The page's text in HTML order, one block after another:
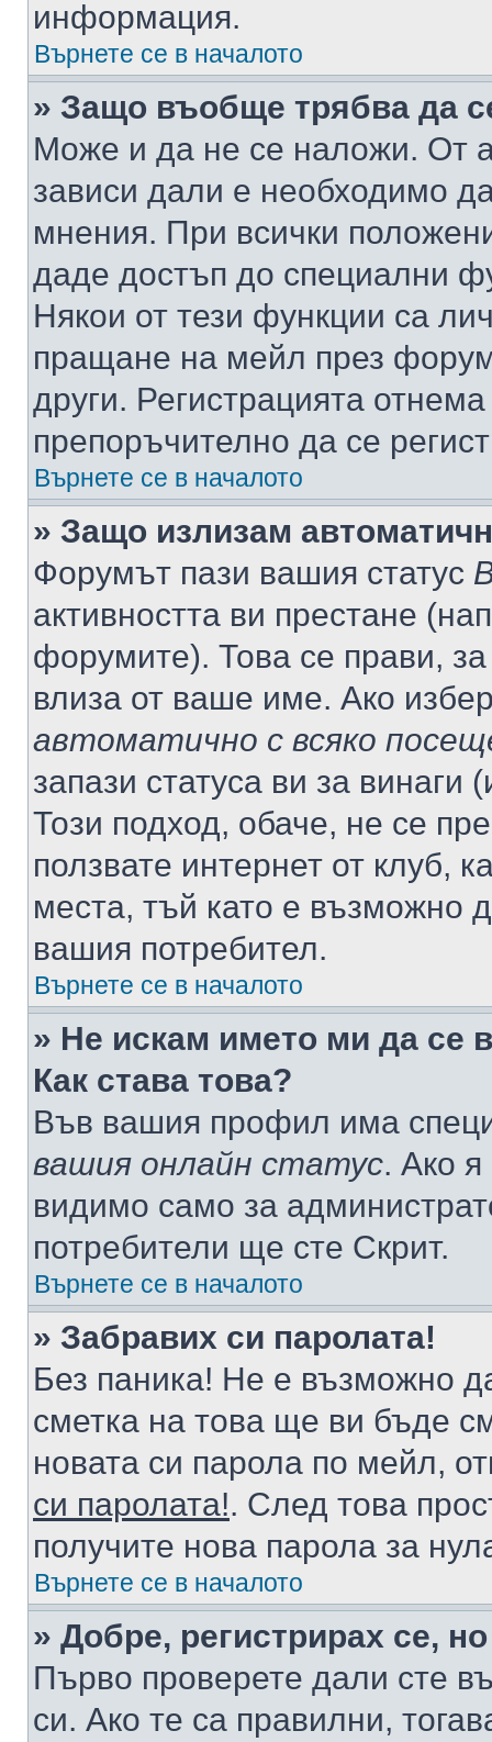
информация.
Върнете се в началото
» Защо въобще трябва да
Може и да не се наложи. От
зависи дали е необходимо
мнения. При всички
даде достъп до специални
Някои от тези функции са
пращане на мейл през
други. Регистрацията
препоръчително да се
Върнете се в началото
» Защо излизам
Форумът пази вашия статус
активността ви престане
форумите). Това се прави,
влиза от ваше име. Ако
автоматично с всяко
запази статуса ви за винаги
Този подход, обаче, не се
ползвате интернет от клуб,
места, тъй като е възможно
вашия потребител.
Върнете се в началото
» Не искам името ми да се
Как става това?
Във вашия профил има
вашия онлайн статус. Ако
видимо само за
потребители ще сте Скрит.
Върнете се в началото
» Забравих си паролата!
Без паника! Не е възможно
сметка на това ще ви бъде
новата си парола по мейл,
си паролата!. След това
получите нова парола за
Върнете се в началото
» Добре, регистрирах се,
Първо проверете дали сте
си. Ако те са правилни,